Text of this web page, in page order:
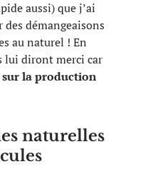
aussi) que j’ai
démangeaisons
au naturel ! En
lui diront merci car
la production
naturelles